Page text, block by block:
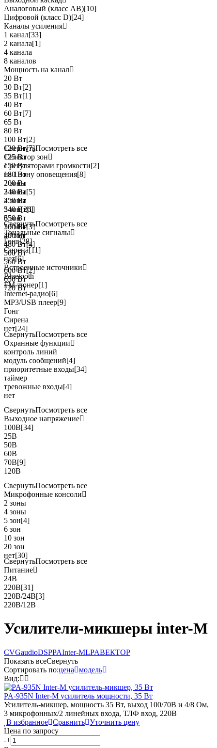
Аналоговый (класс АВ)[10]
Цифровой (класс D)[24]
Каналы усиления
1 канал[33]
2 канала[1]
4 канала
8 каналов
Мощность на канал
20 Вт
30 Вт[2]
35 Вт[1]
40 Вт
60 Вт[7]
65 Вт
80 Вт
100 Вт[2]
120 Вт[7]
125 Вт
150 Вт
180 Вт
200 Вт
240 Вт[5]
250 Вт
340 Вт[1]
350 Вт
360 Вт[3]
450 Вт
480 Вт[4]
500 Вт
560 Вт
600 Вт[2]
650 Вт
720 Вт
СвернутьПосмотреть все
Селектор зон
с регуляторами громкости[2]
на 1 зону оповещения[8]
2 зоны
3 зоны
4 зоны
5 зон[26]
6 зон
10 зон
20 зон
СвернутьПосмотреть все
Тональные сигналы
Гонг[28]
Сирена[11]
нет[6]
Встроенные источники
Bluetooth
FM-тюнер[1]
Internet-радио[6]
MP3/USB плеер[9]
Гонг
Сирена
нет[24]
СвернутьПосмотреть все
Охранные функции
контроль линий
модуль сообщений[4]
приоритетные входы[34]
таймер
тревожные входы[4]
нет
СвернутьПосмотреть все
Выходное напряжение
100В[34]
25В
50В
60В
70В[9]
120В
СвернутьПосмотреть все
Микрофонные консоли
2 зоны
4 зоны
5 зон[4]
6 зон
10 зон
20 зон
нет[30]
СвернутьПосмотреть все
Питание
24В
220В[31]
220В/24В[3]
220В/12В
Усилители-микшеры inter-M
CVGaudioDSPPAInter-MLPAВЕКТОР
Показать всеСвернуть
Сортировать по:цена
модель
Вид:
PA-935N Inter-M усилитель мощности, 35 Вт
Усилитель-микшер, мощность 35 Вт, выход 100/70В и 4/8 Ом,
3 микрофонных/2 линейных входа, ТЛФ вход, 220В
В избранное Сравнить Уточнить цену
Цена по запросу
-+